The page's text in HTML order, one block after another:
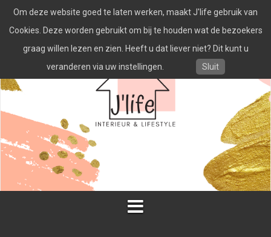
naar
inhoud
Om deze website goed te laten werken, maakt J'life gebruik van
Cookies. Deze worden gebruikt om bij te houden wat de bezoekers
graag willen lezen en zien. Heeft u dat liever niet? Dit kunt u
veranderen via uw instellingen.
Sluit